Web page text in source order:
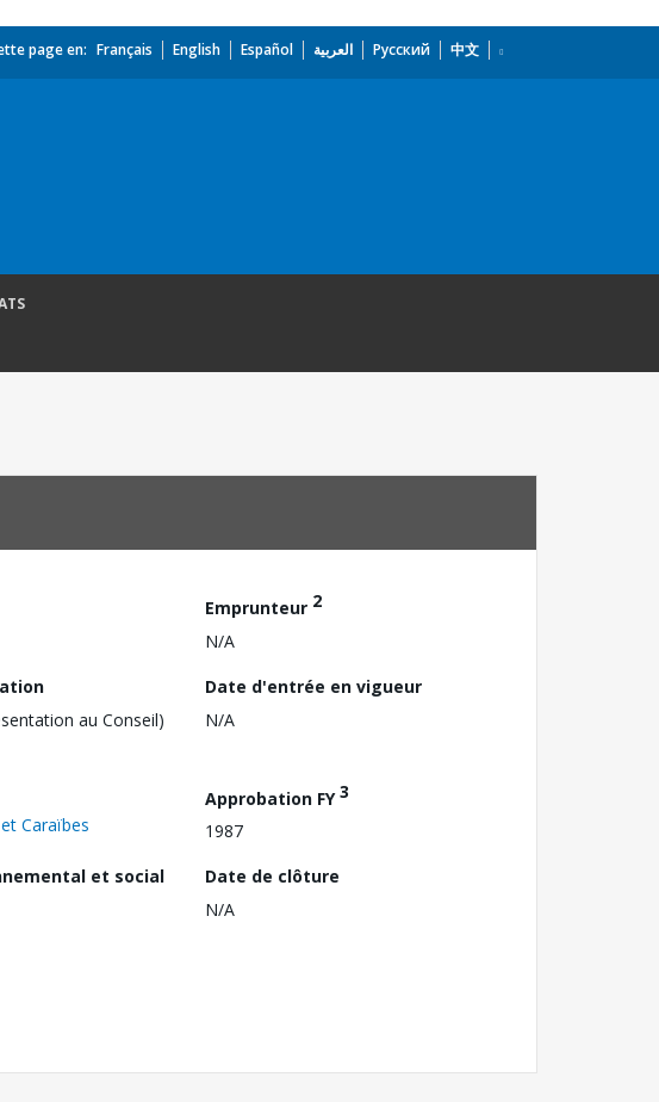
page en: Français English Español العربية Русский 中文
Emprunteur 2
N/A
au Conseil)
Date d'entrée en vigueur
N/A
Caraïbes
Approbation FY3
1987
et social
Date de clôture
N/A